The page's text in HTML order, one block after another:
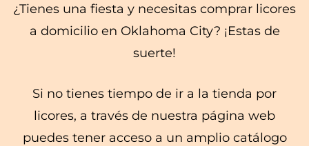
¿Tienes una fiesta y necesitas comprar licores
a domicilio en Oklahoma City? ¡Estas de
suerte!
Si no tienes tiempo de ir a la tienda por
licores, a través de nuestra página web
puedes tener acceso a un amplio catálogo